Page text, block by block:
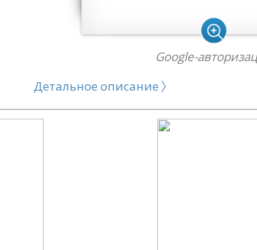
Google-
Детальное описание